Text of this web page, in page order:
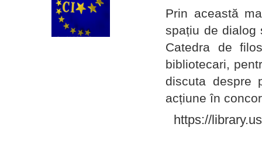
Prin această
spațiu de dialog
Catedra de
bibliotecari,
discuta despre
acțiune în
https://